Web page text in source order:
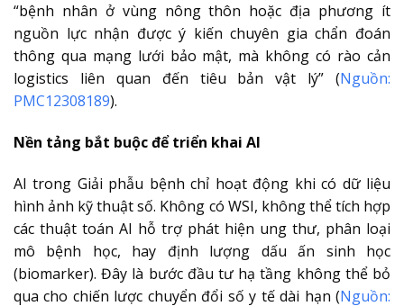
“bệnh nhân ở vùng nông thôn hoặc địa phương ít
nguồn lực nhận được ý kiến chuyên gia chẩn đoán
thông qua mạng lưới bảo mật, mà không có rào cản
logistics liên quan đến tiêu bản vật lý” (Nguồn:
PMC12308189).
Nền tảng bắt buộc để triển khai AI
AI trong Giải phẫu bệnh chỉ hoạt động khi có dữ liệu
hình ảnh kỹ thuật số. Không có WSI, không thể tích hợp
các thuật toán AI hỗ trợ phát hiện ung thư, phân loại
mô bệnh học, hay định lượng dấu ấn sinh học
(biomarker). Đây là bước đầu tư hạ tầng không thể bỏ
qua cho chiến lược chuyển đổi số y tế dài hạn (Nguồn: